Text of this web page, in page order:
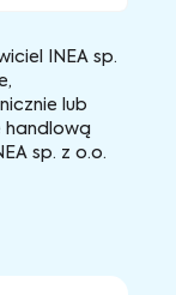
INEA sp.
lub
handlową
sp. z o.o.